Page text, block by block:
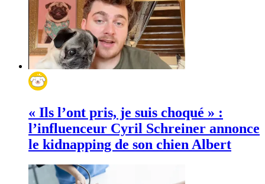
« Ils l’ont pris, je suis choqué » :
l’influenceur Cyril Schreiner annonce
le kidnapping de son chien Albert